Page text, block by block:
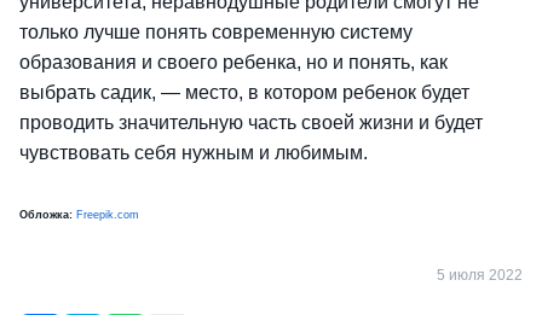
только лучше понять современную систему
образования и своего ребенка, но и понять, как
выбрать садик, — место, в котором ребенок будет
проводить значительную часть своей жизни и будет
чувствовать себя нужным и любимым.
Обложка: Freepik.com
5 июля 2022